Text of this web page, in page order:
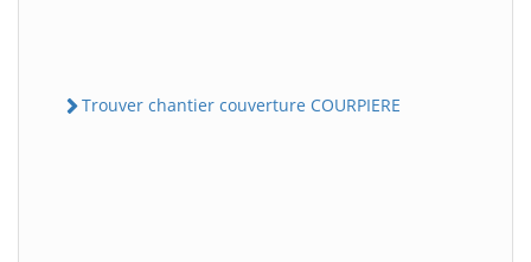
Trouver chantier couverture COURPIERE